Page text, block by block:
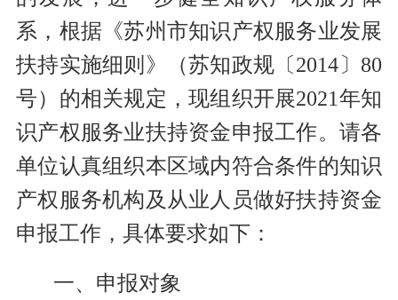
系，根据《苏州市知识产权服务业发展
扶持实施细则》（苏知政规〔2014〕80
号）的相关规定，现组织开展2021年知
识产权服务业扶持资金申报工作。请各
单位认真组织本区域内符合条件的知识
产权服务机构及从业人员做好扶持资金
申报工作，具体要求如下：
一、申报对象